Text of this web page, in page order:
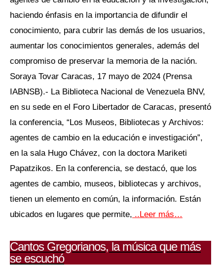
haciendo énfasis en la importancia de difundir el
conocimiento, para cubrir las demás de los usuarios,
aumentar los conocimientos generales, además del
compromiso de preservar la memoria de la nación.
Soraya Tovar Caracas, 17 mayo de 2024 (Prensa
IABNSB).- La Biblioteca Nacional de Venezuela BNV,
en su sede en el Foro Libertador de Caracas, presentó
la conferencia, “Los Museos, Bibliotecas y Archivos:
agentes de cambio en la educación e investigación”,
en la sala Hugo Chávez, con la doctora Mariketi
Papatzikos. En la conferencia, se destacó, que los
agentes de cambio, museos, bibliotecas y archivos,
tienen un elemento en común, la información. Están
ubicados en lugares que permite, ..Leer más…
Cantos Gregorianos, la música que más
se escuchó